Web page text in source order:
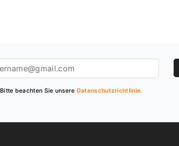
Bitte beachten Sie unsere Datenschutzrichtlinie.